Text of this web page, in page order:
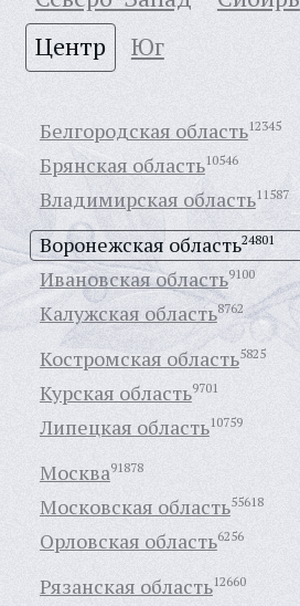
Центр
Юг
Белгородская область12345
Брянская область10546
Владимирская область11587
Воронежская область24801
Ивановская область9100
Калужская область8762
Костромская область5825
Курская область9701
Липецкая область10759
Москва91878
Московская область55618
Орловская область6256
Рязанская область12660